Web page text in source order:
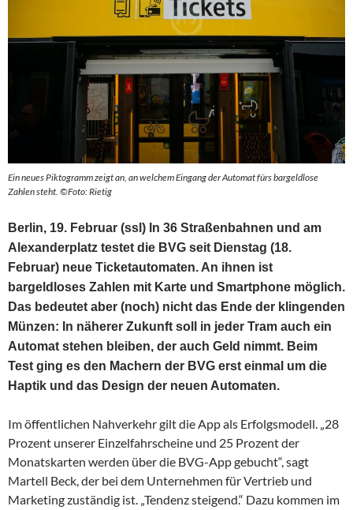
Ein neues Piktogramm zeigt an, an welchem Eingang der Automat fürs bargeldlose
Zahlen steht. ©Foto: Rietig
Berlin, 19. Februar (ssl) In 36 Straßenbahnen und am
Alexanderplatz testet die BVG seit Dienstag (18.
Februar) neue Ticketautomaten. An ihnen ist
bargeldloses Zahlen mit Karte und Smartphone möglich.
Das bedeutet aber (noch) nicht das Ende der klingenden
Münzen: In näherer Zukunft soll in jeder Tram auch ein
Automat stehen bleiben, der auch Geld nimmt. Beim
Test ging es den Machern der BVG erst einmal um die
Haptik und das Design der neuen Automaten.
Im öffentlichen Nahverkehr gilt die App als Erfolgsmodell. „28
Prozent unserer Einzelfahrscheine und 25 Prozent der
Monatskarten werden über die BVG-App gebucht“, sagt
Martell Beck, der bei dem Unternehmen für Vertrieb und
Marketing zuständig ist. „Tendenz steigend.“ Dazu kommen im